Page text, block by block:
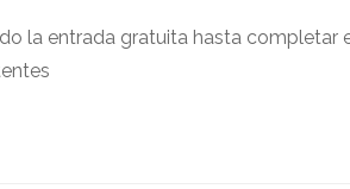
la entrada gratuita hasta completar